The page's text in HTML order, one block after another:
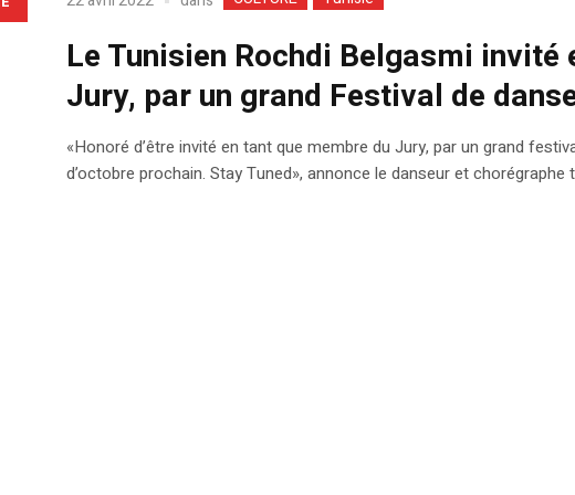
Le Tunisien Rochdi Belgasmi invité
Jury, par un grand Festival de
«Honoré d’être invité en tant que membre du Jury, par un grand
d’octobre prochain. Stay Tuned», annonce le danseur et